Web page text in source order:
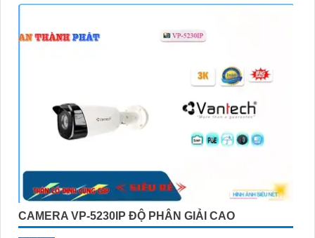
CAMERA VP-5230IP ĐỘ PHÂN GIẢI CAO